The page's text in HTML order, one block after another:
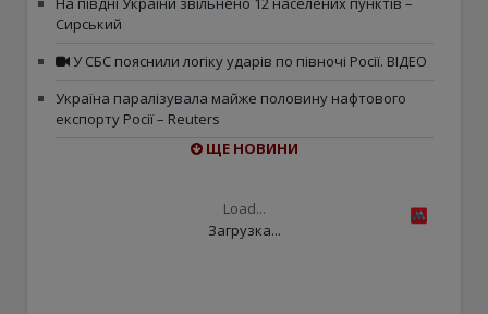
Сирський
У СБС пояснили логіку ударів по півночі Росії. ВІДЕО
Україна паралізувала майже половину нафтового
експорту Росії – Reuters
ЩЕ НОВИНИ
Load...
Загрузка...